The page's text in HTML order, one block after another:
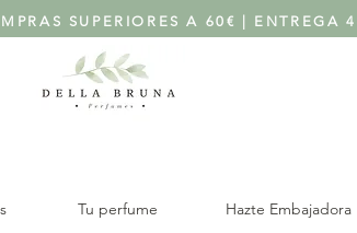
SUPERIORES A 60€ | ENTREGA
Tu perfume Hazte Embajadora